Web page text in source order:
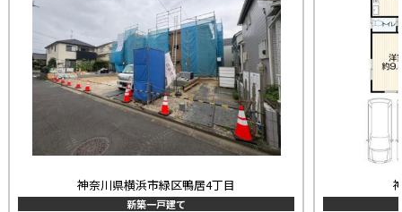
神奈川県横浜市緑区鴨居4丁目
新築一戸建て